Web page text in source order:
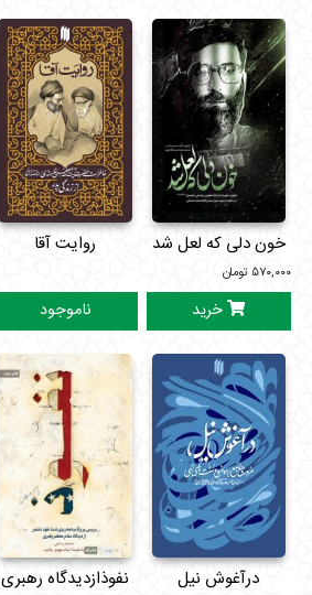
خون دلی که لعل شد
۵۷۰,۰۰۰ تومان
خرید
روایت آقا
ناموجود
درآغوش نیل نفوذازدیدگاه رهبری